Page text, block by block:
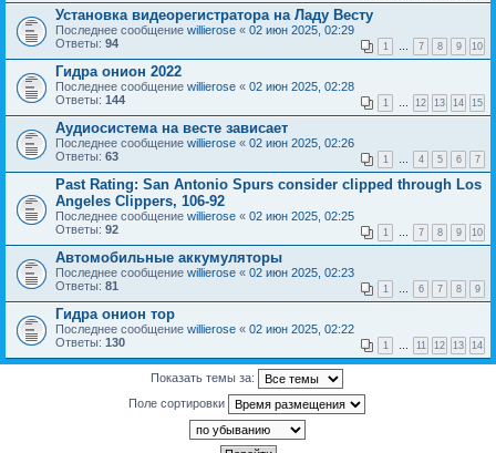
Установка видеорегистратора на Ладу Весту
Последнее сообщение willierose « 02 июн 2025, 02:29
Ответы: 94 1 … 7 8 9 10
Гидра онион 2022
Последнее сообщение willierose « 02 июн 2025, 02:28
Ответы: 144 1 … 12 13 14 15
Аудиосистема на весте зависает
Последнее сообщение willierose « 02 июн 2025, 02:26
Ответы: 63 1 … 4 5 6 7
Past Rating: San Antonio Spurs consider clipped through Los
Angeles Clippers, 106-92
Последнее сообщение willierose « 02 июн 2025, 02:25
Ответы: 92 1 … 7 8 9 10
Автомобильные аккумуляторы
Последнее сообщение willierose « 02 июн 2025, 02:23
Ответы: 81 1 … 6 7 8 9
Гидра онион тор
Последнее сообщение willierose « 02 июн 2025, 02:22
Ответы: 130 1 … 11 12 13 14
Показать темы за:
Поле сортировки